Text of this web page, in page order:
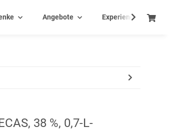
Angebote Experience - Events
38 %, 0,7-L-